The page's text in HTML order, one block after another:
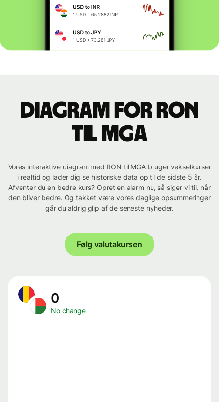
Diagram for RON
til MGA
Vores interaktive diagram med RON til MGA bruger vekselkurser
i realtid og lader dig se historiske data op til de sidste 5 år.
Afventer du en bedre kurs? Opret en alarm nu, så siger vi til, når
den bliver bedre. Og takket være vores daglige opsummeringer
går du aldrig glip af de seneste nyheder.
Følg valutakursen
0
No change